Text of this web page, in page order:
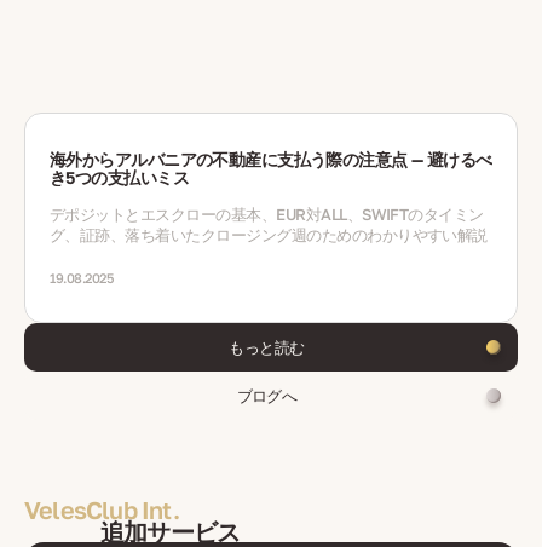
海外からアルバニアの不動産に支払う際の注意点 — 避けるべ
き5つの支払いミス
デポジットとエスクローの基本、EUR対ALL、SWIFTのタイミン
グ、証跡、落ち着いたクロージング週のためのわかりやすい解説
19.08.2025
もっと読む
ブログへ
VelesClub Int.
追加サービス